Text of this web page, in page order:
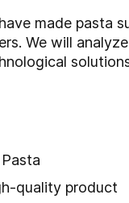
made pasta
We will
quality product